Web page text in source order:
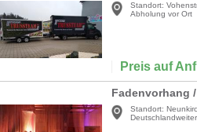
Standort:
Abholung vor Ort
Preis auf
Standort: